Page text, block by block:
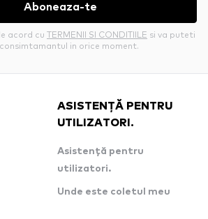
Aboneaza-te
acord cu TERMENII SI CONDITIILE si va puteti
in orice moment.
ASISTENȚĂ PENTRU
UTILIZATORI.
Asistență pentru
utilizatori.
Unde este coletul meu